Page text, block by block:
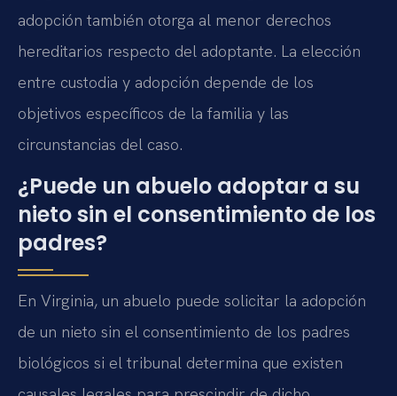
adopción también otorga al menor derechos
hereditarios respecto del adoptante. La elección
entre custodia y adopción depende de los
objetivos específicos de la familia y las
circunstancias del caso.
¿Puede un abuelo adoptar a su
nieto sin el consentimiento de los
padres?
En Virginia, un abuelo puede solicitar la adopción
de un nieto sin el consentimiento de los padres
biológicos si el tribunal determina que existen